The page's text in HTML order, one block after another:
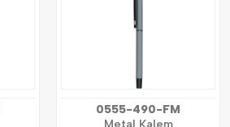
0555-490-FM